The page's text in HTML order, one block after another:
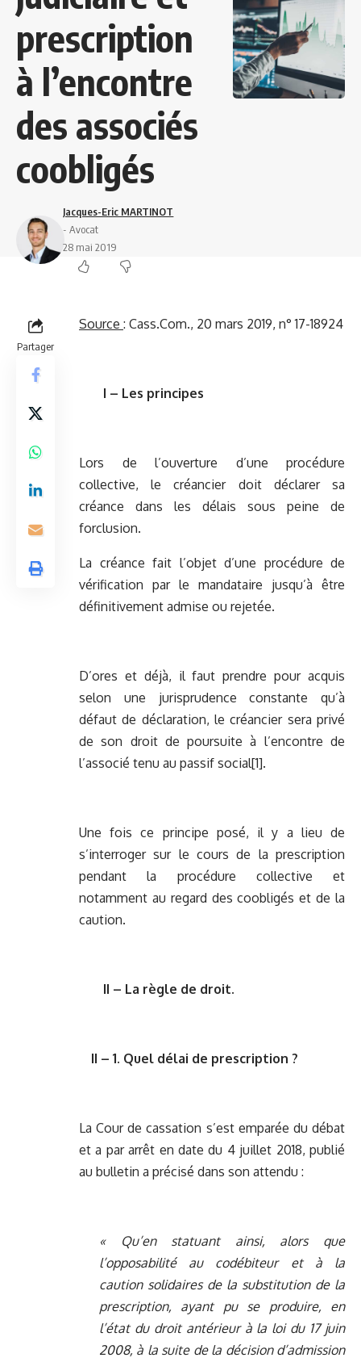
prescription
à l’encontre
des associés
coobligés
Jacques-Eric MARTINOT
- Avocat
28 mai 2019
Partager
Source : Cass.Com., 20 mars 2019, n° 17-18924
I – Les principes
Lors de l’ouverture d’une procédure
collective, le créancier doit déclarer sa
créance dans les délais sous peine de
forclusion.
La créance fait l’objet d’une procédure de
vérification par le mandataire jusqu’à être
définitivement admise ou rejetée.
D’ores et déjà, il faut prendre pour acquis
selon une jurisprudence constante qu’à
défaut de déclaration, le créancier sera privé
de son droit de poursuite à l’encontre de
l’associé tenu au passif social[1].
Une fois ce principe posé, il y a lieu de
s’interroger sur le cours de la prescription
pendant la procédure collective et
notamment au regard des coobligés et de la
caution.
II – La règle de droit.
II – 1. Quel délai de prescription ?
La Cour de cassation s’est emparée du débat
et a par arrêt en date du 4 juillet 2018, publié
au bulletin a précisé dans son attendu :
« Qu’en statuant ainsi, alors que
l’opposabilité au codébiteur et à la
caution solidaires de la substitution de la
prescription, ayant pu se produire, en
l’état du droit antérieur à la loi du 17 juin
2008, à la suite de la décision d’admission